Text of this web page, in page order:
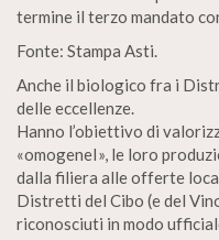
termine il terzo mandato
Fonte: Stampa Asti.
Anche il biologico fra i
delle eccellenze.
Hanno l’obiettivo di
«omogeneI», le loro
dalla filiera alle offerte
Distretti del Cibo (e del
riconosciuti in modo